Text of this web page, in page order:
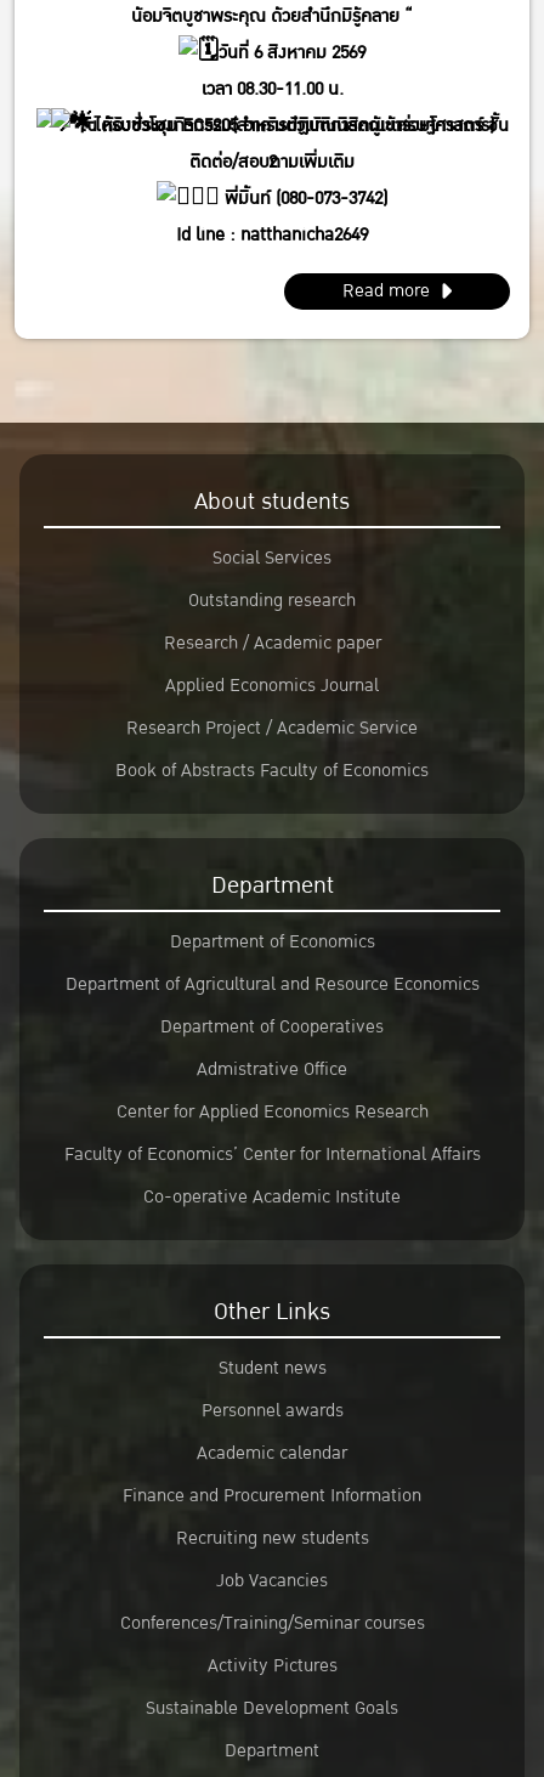
น้อมจิตบูชาพระคุณ ด้วยสำนึกมิรู้คลาย “
วันที่ 6 สิงหาคม 2569
เวลา 08.30-11.00 น.
ณ ห้องประชุม EC5205 อาคารปฏิบัติการคณะเศรษฐศาสตร์ ชั้น
2
ได้รับชั่วโมงกิจกรรม(สำหรับตัวแทนนิสิตผู้เข้าร่วมโครงการ)
ติดต่อ/สอบถามเพิ่มเติม
พี่มิ้นท์ (080-073-3742)
Id line : natthanicha2649
IG : @_m.mintt_
พี่โฟร์ (086-339-3381)
Id line : fourbrabra424
Read more
About students
Social Services
Outstanding research
Research / Academic paper
Applied Economics Journal
Research Project / Academic Service
Book of Abstracts Faculty of Economics
Department
Department of Economics
Department of Agricultural and Resource Economics
Department of Cooperatives
Admistrative Office
Center for Applied Economics Research
Faculty of Economics’ Center for International Affairs
Co-operative Academic Institute
Other Links
Student news
Personnel awards
Academic calendar
Finance and Procurement Information
Recruiting new students
Job Vacancies
Conferences/Training/Seminar courses
Activity Pictures
Sustainable Development Goals
Department